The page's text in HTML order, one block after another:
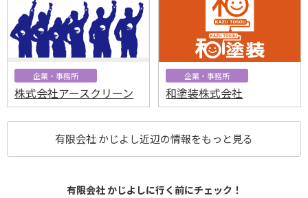
企業・事務所
株式会社アースクリーン
企業・事務所
和塗装株式会社
有限会社 かじよし近辺の情報をもっと見る
有限会社 かじよしに行く前にチェック！